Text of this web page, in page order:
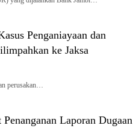
Penganiayaan dan
ke Jaksa
perusakan…
Laporan Dugaan